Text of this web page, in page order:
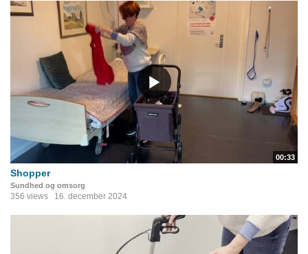
00:33
Shopper
Sundhed og omsorg
356 views 16. december 2024